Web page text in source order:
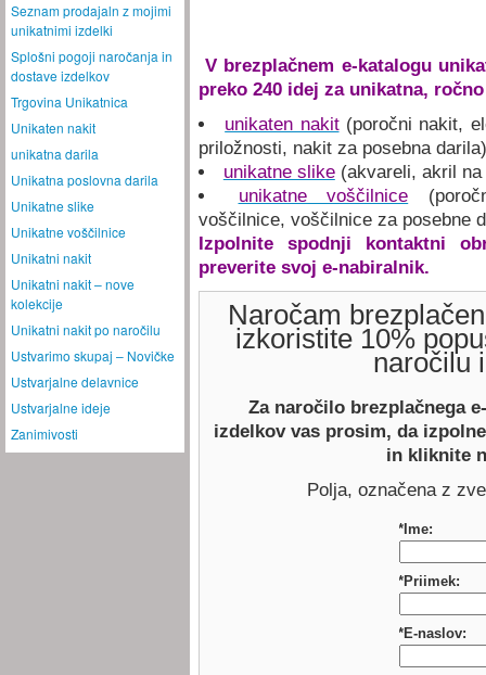
Seznam prodajaln z mojimi
unikatnimi izdelki
Splošni pogoji naročanja in
dostave izdelkov
Trgovina Unikatnica
Unikaten nakit
unikatna darila
Unikatna poslovna darila
Unikatne slike
Unikatne voščilnice
Unikatni nakit
Unikatni nakit – nove
kolekcije
Unikatni nakit po naročilu
Ustvarimo skupaj – Novičke
Ustvarjalne delavnice
Ustvarjalne ideje
Zanimivosti
V brezplačnem e-katalogu
preko 240 idej za unikatna,
unikaten nakit(poročni nakit,
priložnosti, nakit za posebna darila)
unikatne slike(akvareli, akril na
unikatne voščilnice
voščilnice, voščilnice za posebne
Izpolnite spodnji kontaktni
preverite svoj e-nabiralnik.
Naročam
izkoristite 10%
naročilu
Za naročilo brezplačnega
izdelkov vas prosim, da
in kliknite
Polja, označena z
*Ime:
*Priimek:
*E-naslov: